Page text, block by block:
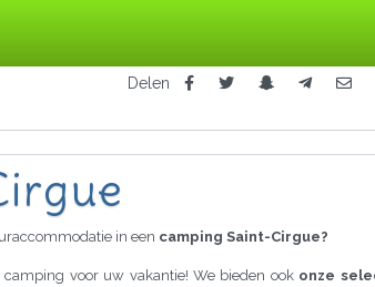
Delen
in een camping Saint-Cirgue?
voor uw vakantie! We bieden ook onze